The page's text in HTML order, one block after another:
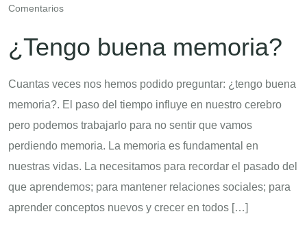
Comentarios
¿Tengo buena memoria?
Cuantas veces nos hemos podido preguntar: ¿tengo buena
memoria?. El paso del tiempo influye en nuestro cerebro
pero podemos trabajarlo para no sentir que vamos
perdiendo memoria. La memoria es fundamental en
nuestras vidas. La necesitamos para recordar el pasado del
que aprendemos; para mantener relaciones sociales; para
aprender conceptos nuevos y crecer en todos […]